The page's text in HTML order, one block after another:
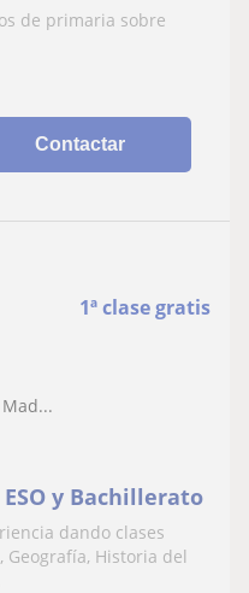
de primaria sobre
Contactar
1ª clase gratis
y Bachillerato
dando clases
Historia del